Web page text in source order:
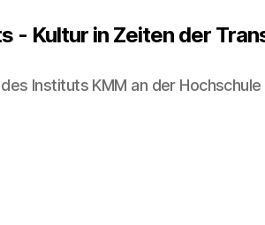
- Kultur in Zeiten der
Instituts KMM an der